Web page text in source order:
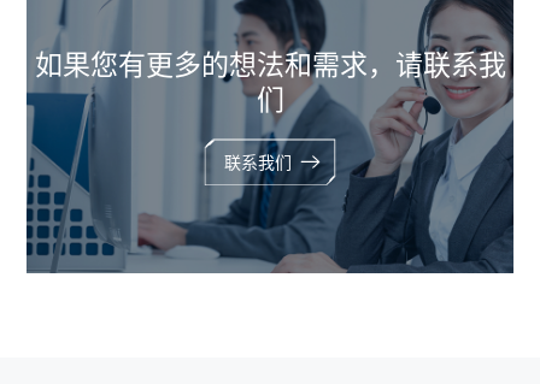
如果您有更多的想法和需求，请联系我
们
联系我们